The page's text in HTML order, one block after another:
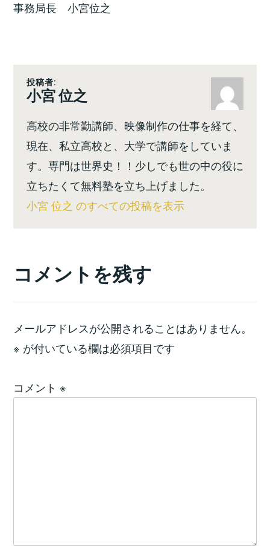
事務局長 小宮位之
投稿者:
小宮 位之
高校の非常勤講師、映像制作の仕事を経て、
現在、私立高校と、大学で講師をしていま
す。専門は世界史！！少しでも世の中の役に
立ちたくて無料塾を立ち上げました。
小宮 位之 のすべての投稿を表示
コメントを残す
メールアドレスが公開されることはありません。
※ が付いている欄は必須項目です
コメント ※